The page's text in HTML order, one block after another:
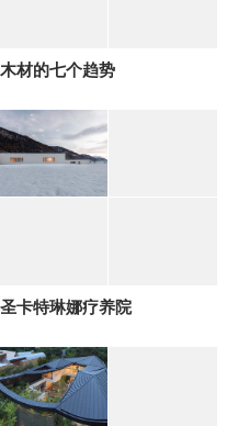
木材的七个趋势
圣卡特琳娜疗养院